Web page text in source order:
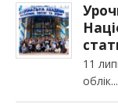
11
облік